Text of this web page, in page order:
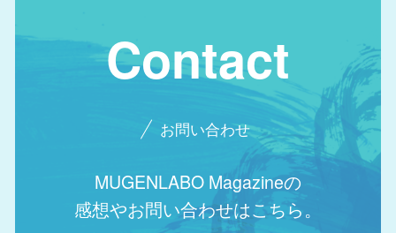
Contact
お問い合わせ
MUGENLABO Magazineの
感想やお問い合わせはこちら。